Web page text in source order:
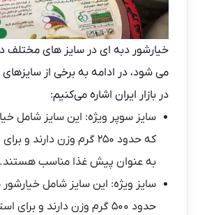
خیارشور دبه ای در سایز های مختلف در
می شود، در ادامه به برخی از
در بازار ایران اشاره می‌کنیم:
سایز سوپر ویژه: این سایز شامل
که حدود ۲۵۰ گرم وزن دارند
به عنوان پیش غذا مناسب هستند.
سایز ویژه: این سایز شامل
حدود ۵۰۰ گرم وزن دارند و